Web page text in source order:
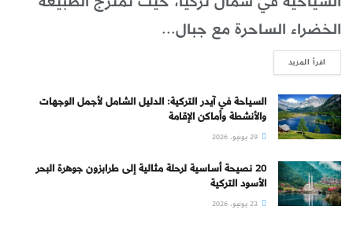
الخضراء الساحرة مع جبال...
اقرأ المزيدDETAILS
السياحة في آيدر التركية: الدليل الشامل لأجمل الوجهات
والأنشطة وأماكن الإقامة
20 نصيحة أساسية لرحلة مثالية إلى طرابزون جوهرة البحر
الأسود التركية